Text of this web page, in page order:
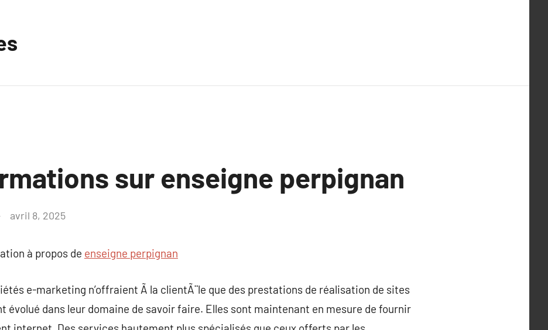
sur enseigne perpignan
avril 8, 2025
à propos de enseigne perpignan
e-marketing n’offraient Ã la clientÃ¨le que des prestations de réalisation de sites
évolué dans leur domaine de savoir faire. Elles sont maintenant en mesure de fournir